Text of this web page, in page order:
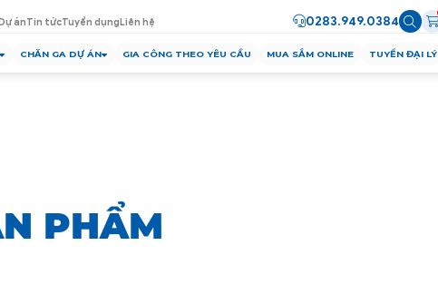
ánTin tứcTuyển dụngLiên hệ 0283.949.0384
CHĂN GA DỰ ÁN GIA CÔNG THEO YÊU CẦU MUA SẮM ONLINE TUYỂN ĐẠI LÝ
PHẨM